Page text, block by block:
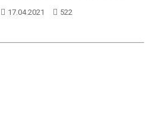
ограничить доступ к некоторым
17.04.2021 522